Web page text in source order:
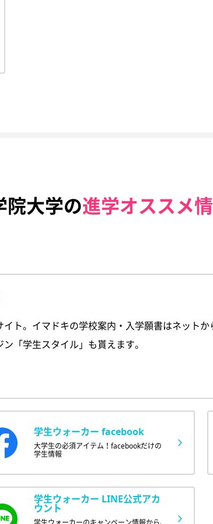
院大学の進学オススメ
ト。イマドキの学校案内・入学願書はネット
「学生スタイル」も貰えます。
学生ウォーカー facebook
大学生の必須アイテム！facebookだけの
学生情報
学生ウォーカー LINE公式アカ
ウント